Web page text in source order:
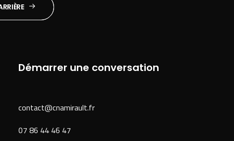
Démarrer une conversation
contact@cnamirault.fr
07 86 44 46 47